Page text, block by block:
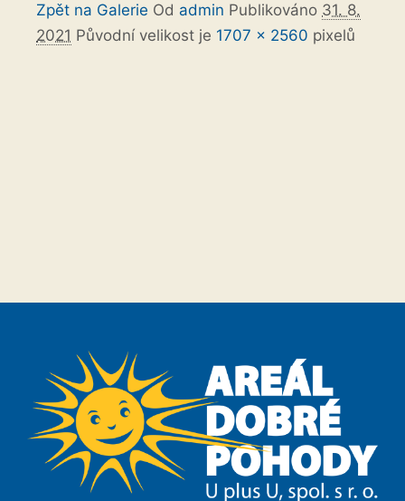
Zpět na Galerie Od admin Publikováno 31. 8.
2021 Původní velikost je 1707 × 2560 pixelů